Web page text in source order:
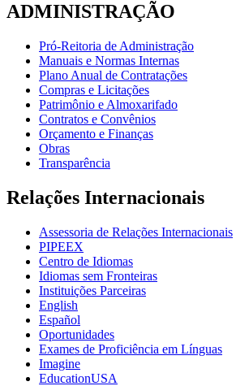
ADMINISTRAÇÃO
Pró-Reitoria de Administração
Manuais e Normas Internas
Plano Anual de Contratações
Compras e Licitações
Patrimônio e Almoxarifado
Contratos e Convênios
Orçamento e Finanças
Obras
Transparência
Relações Internacionais
Assessoria de Relações Internacionais
PIPEEX
Centro de Idiomas
Idiomas sem Fronteiras
Instituições Parceiras
English
Español
Oportunidades
Exames de Proficiência em Línguas
Imagine
EducationUSA